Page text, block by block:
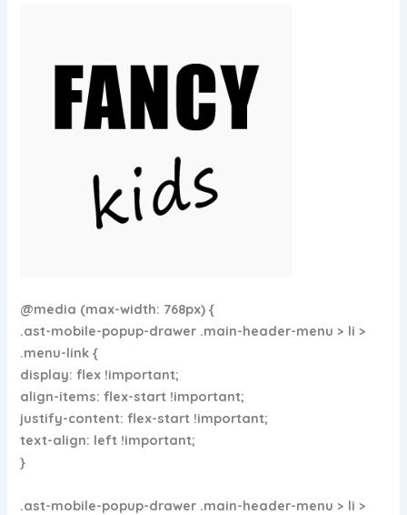
@media (max-width: 768px) {
.ast-mobile-popup-drawer .main-header-menu > li >
.menu-link {
display: flex !important;
align-items: flex-start !important;
justify-content: flex-start !important;
text-align: left !important;
}
.ast-mobile-popup-drawer .main-header-menu > li >